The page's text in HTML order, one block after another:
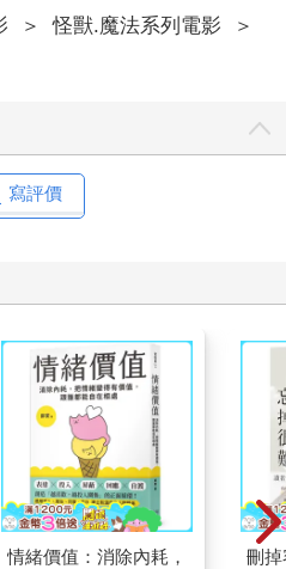
＞ 怪獸.魔法系列電影
＞
寫評價
情緒價值：消除內耗，
刪